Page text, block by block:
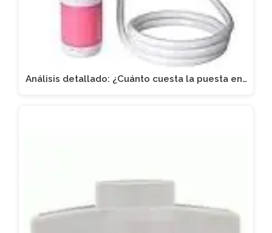
Análisis detallado: ¿Cuánto cuesta la puesta en…